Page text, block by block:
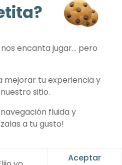
gratis
nos encanta jugar… pero
mejorar tu experiencia y
sitio.
fluida y
a tu gusto!
Aceptar
Condiciones de uso